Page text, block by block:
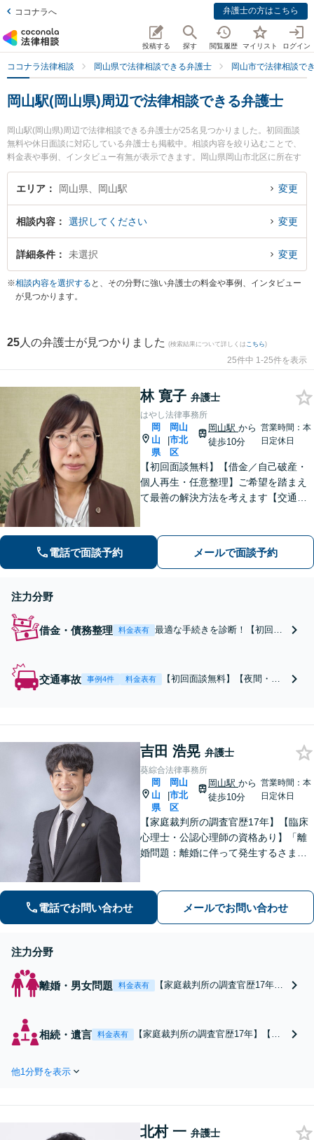
ココナラへ 弁護士の方はこちら
投稿する 探す 閲覧履歴 マイリスト ログイン
ココナラ法律相談 岡山県で法律相談できる弁護士 岡山市で法律相談で
岡山駅(岡山県)周辺で法律相談できる弁護士
岡山駅(岡山県)周辺で法律相談できる弁護士が25名見つかりました。初回面談
無料や休日面談に対応している弁護士も掲載中。相談内容を絞り込むことで、
料金表や事例、インタビュー有無が表示できます。岡山県岡山市北区に所在す
る岡山駅はJR山陽本線(姫路～岡山)、JR山陽本線(岡山～三原)、JR赤穂線、JR
伯備線、JR宇野線、JR吉備線、JR津山線、東山線、清輝橋線が利用可能なタ
護士や葵綜合法律事務所の吉田 浩晃弁護士、葵綜合法律事務所の北村 一弁護士
のプロフィール情報や弁護士費用、強みなどが注目されています。『国際離婚
のトラブルを勤務先から通いやすい岡山駅周辺に事務所を構える弁護士に面談
索したい』『初回無料で国際離婚を法律相談できる岡山駅付近の弁護士に面談
予約したい』などでお困りの相談者さんにおすすめです。
エリア 岡山県、岡山駅 変更
相談内容 選択してください 変更
詳細条件 未選択 変更
※相談内容を選択する と、その分野に強い弁護士の料金や事例、インタビュー
が見つかります。
25 人の弁護士が見つかりました (検索結果について詳しくは こちら)
25件中 1-25件を表示
林 寛子 弁護士
はやし法律事務所
岡
山
県
|
岡山
市北
区
岡山駅 から
徒歩10分
営業時間：本
日定休日
【初回面談無料】【借金／自己破産・
個人再生・任意整理】ご希望を踏まえ
て最善の解決方法を考えます【交通事
能】地域密着型の法律事務所として、
借金・交通事故に対応しています【岡
電話で面談予約 メールで面談予約
注力分野
借金・債務整理 料金表有
最適な手続きを診断！【初回面
自己破産・個人再生・任意整理
に対応【岡山駅10分】休日・夜
交通事故 事例4件 料金表有
【初回面談無料】【夜間・休
目指します。交通事故に遭わ
さい【休日相談可能】【岡山
駅10分】
吉田 浩晃 弁護士
葵綜合法律事務所
岡
山
県
|
岡山
市北
区
岡山駅 から
徒歩10分
営業時間：本
日定休日
【家庭裁判所の調査官歴17年】【臨床
心理士・公認心理師の資格あり】「離
婚問題：離婚に伴って発生するさまざ
ニケーションの架け橋となります」
「成年後見・未成年後見のご相談にも
電話でお問い合わせ メールでお問い合わせ
注力分野
離婚・男女問題 料金表有
【家庭裁判所の調査官歴17年】
さまのこころのケアを行いなが
らアドバイスを提供します。離
相続・遺言 料金表有
【家庭裁判所の調査官歴17年】【臨
を行い、公平な解決を目指します
も対応」
他1分野を表示
北村 一 弁護士